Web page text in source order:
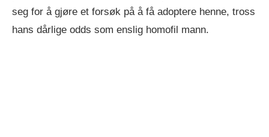
seg for å gjøre et forsøk på å få adoptere henne, tross
hans dårlige odds som enslig homofil mann.